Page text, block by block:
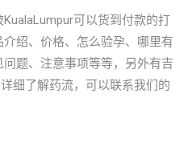
可以货到付款的打
绍、价格、怎么验孕、哪里有
题、注意事项等等，另外有吉
细了解药流，可以联系我们的